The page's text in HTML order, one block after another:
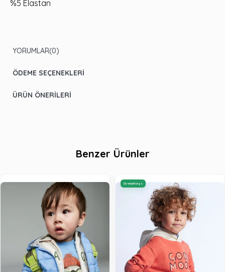
%5 Elastan
YORUMLAR(0)
ÖDEME SEÇENEKLERI
ÜRÜN ÖNERILERI
Benzer Ürünler
Ücretsiz Kargo